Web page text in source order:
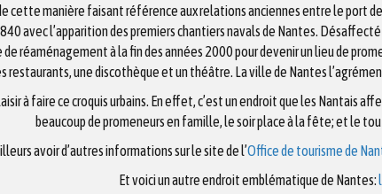
cette manière faisant référence aux relations anciennes entre le port
avec l’apparition des premiers chantiers navals de Nantes.
réaménagement à la fin des années 2000 pour devenir un lieu de
restaurants, une discothèque et un théâtre. La ville de Nantes
à faire ce croquis urbains. En effet, c’est un endroit que les
beaucoup de promeneurs en famille, le soir place à la fête; et le
avoir d’autres informations sur le site de l’Office de tourisme de
Et voici un autre endroit emblématique de Nantes: